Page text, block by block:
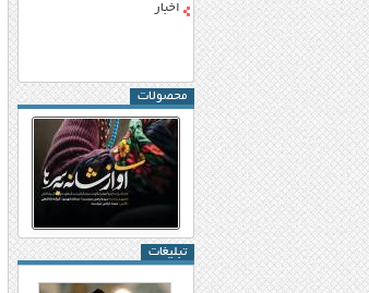
اخبار
محصولات
تبلیغات